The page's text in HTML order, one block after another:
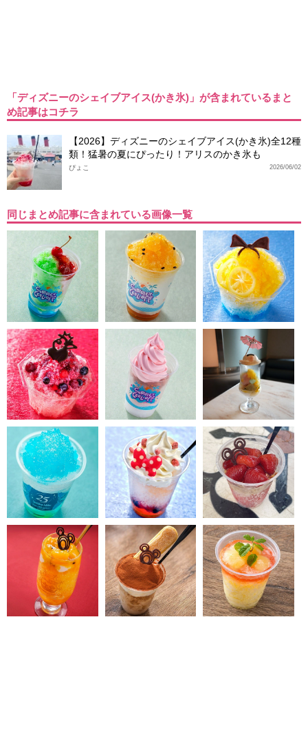
「ディズニーのシェイブアイス(かき氷)」が含まれているまと
め記事はコチラ
【2026】ディズニーのシェイブアイス(かき氷)全12種
類！猛暑の夏にぴったり！アリスのかき氷も
2026/06/02
ぴょこ
同じまとめ記事に含まれている画像一覧